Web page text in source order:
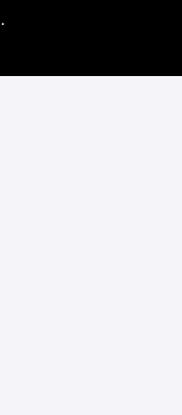
.